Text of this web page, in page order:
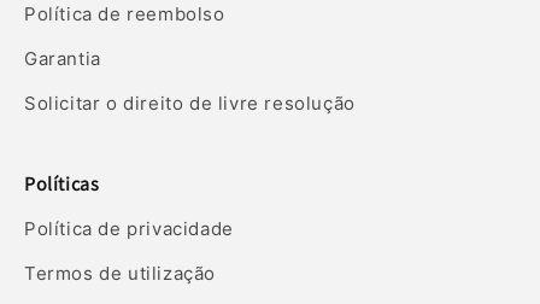
Política de reembolso
Garantia
Solicitar o direito de livre resolução
Políticas
Política de privacidade
Termos de utilização